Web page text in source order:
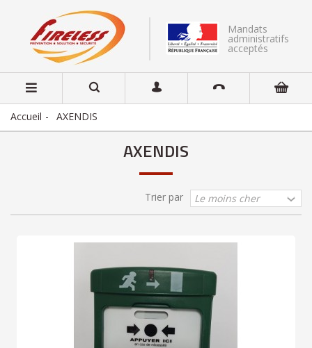
Mandats
administratifs
acceptés
Accueil AXENDIS
AXENDIS
Trier par